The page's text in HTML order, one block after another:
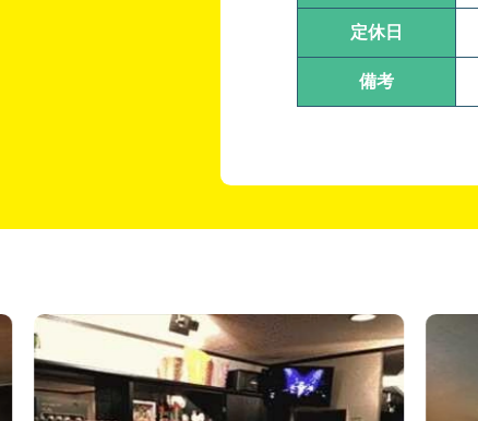
定休日
備考